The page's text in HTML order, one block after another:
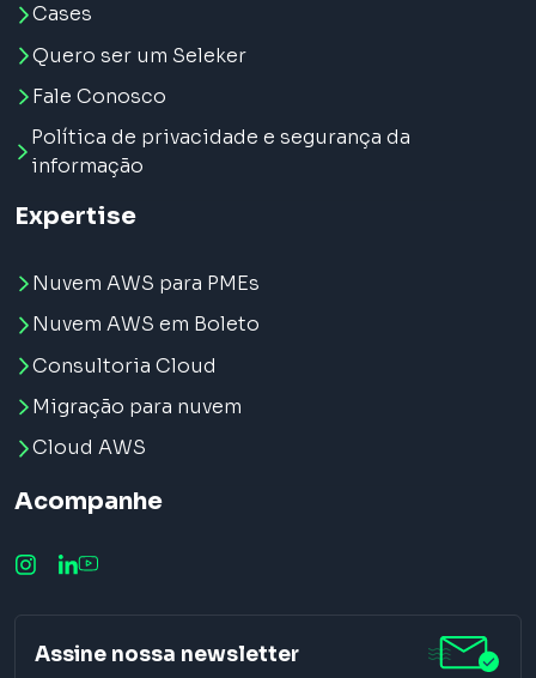
Cases
Quero ser um Seleker
Fale Conosco
Política de privacidade e segurança da
informação
Expertise
Nuvem AWS para PMEs
Nuvem AWS em Boleto
Consultoria Cloud
Migração para nuvem
Cloud AWS
Acompanhe
Assine nossa newsletter